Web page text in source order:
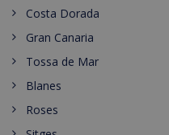
Costa Dorada
Gran Canaria
Tossa de Mar
Blanes
Roses